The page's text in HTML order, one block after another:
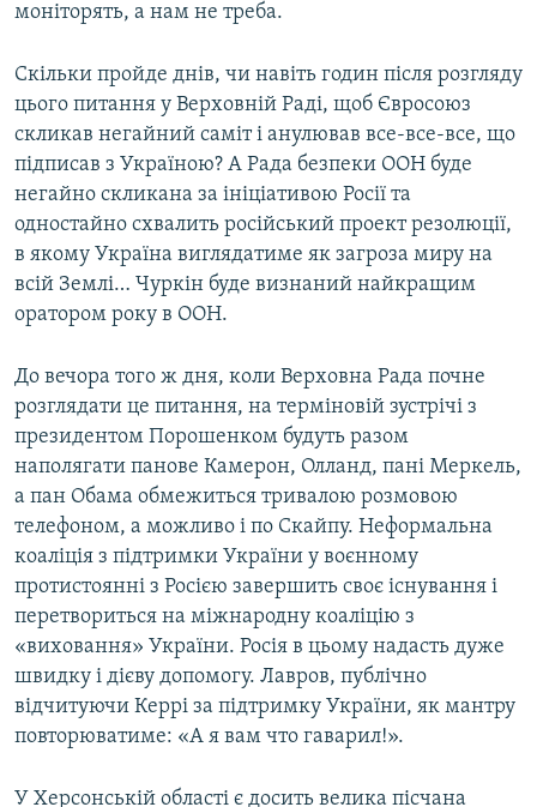
моніторять, а нам не треба.
Скільки пройде днів, чи навіть годин після розгляду
цього питання у Верховній Раді, щоб Євросоюз
скликав негайний саміт і анулював все-все-все, що
підписав з Україною? А Рада безпеки ООН буде
негайно скликана за ініціативою Росії та
одностайно схвалить російський проект резолюції,
в якому Україна виглядатиме як загроза миру на
всій Землі… Чуркін буде визнаний найкращим
оратором року в ООН.
До вечора того ж дня, коли Верховна Рада почне
розглядати це питання, на терміновій зустрічі з
президентом Порошенком будуть разом
наполягати панове Камерон, Олланд, пані Меркель,
а пан Обама обмежиться тривалою розмовою
телефоном, а можливо і по Скайпу. Неформальна
коаліція з підтримки України у воєнному
протистоянні з Росією завершить своє існування і
перетвориться на міжнародну коаліцію з
«виховання» України. Росія в цьому надасть дуже
швидку і дієву допомогу. Лавров, публічно
відчитуючи Керрі за підтримку України, як мантру
повторюватиме: «А я вам что гаварил!».
У Херсонській області є досить велика пісчана